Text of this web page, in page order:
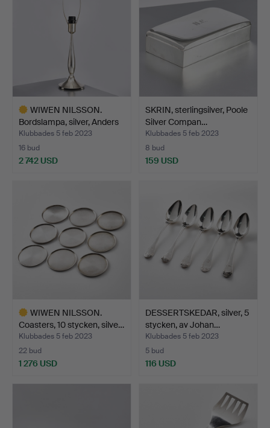
WIWEN NILSSON.
Bordslampa, silver, Anders
…
Klubbades 5 feb 2023
16 bud
2 742 USD
SKRIN, sterlingsilver, Poole
Silver Compan…
Klubbades 5 feb 2023
8 bud
159 USD
WIWEN NILSSON.
Coasters, 10 stycken, silve…
Klubbades 5 feb 2023
22 bud
1 276 USD
DESSERTSKEDAR, silver, 5
stycken, av Johan…
Klubbades 5 feb 2023
5 bud
116 USD